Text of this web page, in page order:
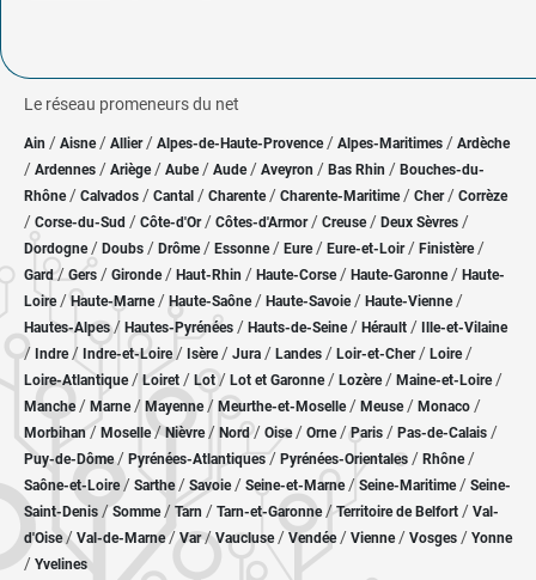
Le réseau promeneurs du net
Ain / Aisne/ Allier/ Alpes-de-Haute-Provence / Alpes-Maritimes / Ardèche
/ Ardennes / Ariège/ Aube/ Aude / Aveyron / Bas Rhin / Bouches-du-
Rhône/ Calvados / Cantal / Charente / Charente-Maritime/ Cher / Corrèze
/ Corse-du-Sud / Côte-d'Or / Côtes-d'Armor/ Creuse/ Deux Sèvres /
Dordogne/ Doubs / Drôme/ Essonne / Eure/ Eure-et-Loir / Finistère/
Gard/ Gers / Gironde/ Haut-Rhin / Haute-Corse/ Haute-Garonne/ Haute-
Loire/Haute-Marne/ Haute-Saône/ Haute-Savoie/ Haute-Vienne/
Hautes-Alpes/ Hautes-Pyrénées / Hauts-de-Seine/ Hérault / Ille-et-Vilaine
/ Indre/ Indre-et-Loire/ Isère/ Jura / Landes / Loir-et-Cher/ Loire/
Loire-Atlantique/ Loiret / Lot/ Lot et Garonne/ Lozère / Maine-et-Loire/
Manche/ Marne/ Mayenne/ Meurthe-et-Moselle/ Meuse/ Monaco /
Morbihan/ Moselle/ Nièvre / Nord/ Oise / Orne/Paris / Pas-de-Calais /
Puy-de-Dôme/ Pyrénées-Atlantiques / Pyrénées-Orientales / Rhône/
Saône-et-Loire/ Sarthe/ Savoie/ Seine-et-Marne/ Seine-Maritime/ Seine-
Saint-Denis /Somme/ Tarn / Tarn-et-Garonne/Territoire de Belfort / Val-
d'Oise/ Val-de-Marne/Var/Vaucluse/ Vendée/ Vienne/ Vosges / Yonne
/ Yvelines